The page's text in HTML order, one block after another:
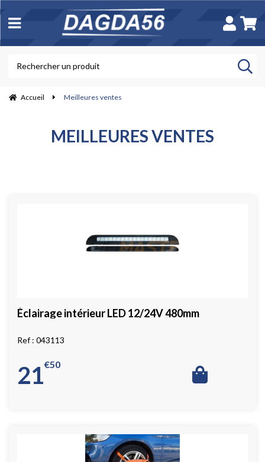
Accueil Meilleures ventes
MEILLEURES VENTES
Éclairage intérieur LED 12/24V 480mm
043113
21 50
€